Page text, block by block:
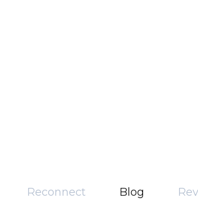
Reconnect Blog